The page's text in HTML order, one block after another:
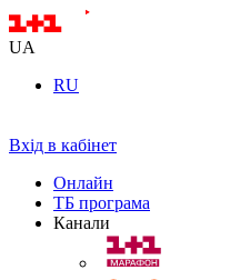
UA
RU
Вхід в кабінет
Онлайн
ТБ програма
Канали